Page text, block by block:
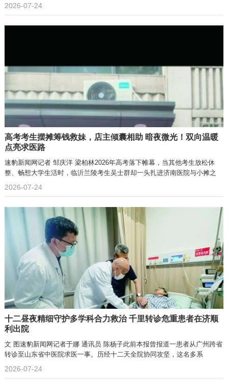
2026-07-24
高考考生摆摊筹钱救妹，店主倾囊相助 暗夜微光！双向温暖
点亮求医路
速豹新闻网记者 邹庆洋 梁柏林2026年高考落下帷幕，当其他考生放松休
整、畅想大学生活时，临沂兰陵考生吴士群却一头扎进济南医院与小摊之
2026-07-24
十二昼夜精细守护多学科合力救治 千里转诊危重患者在济顺
利出院
文 图速豹新闻网记者于娜 通讯员 陈杨子此前本报曾报道一患者从广州跨省
转诊至山东省中医院求医一事。历经十二天全院协同攻坚，这名多系
2026-07-24